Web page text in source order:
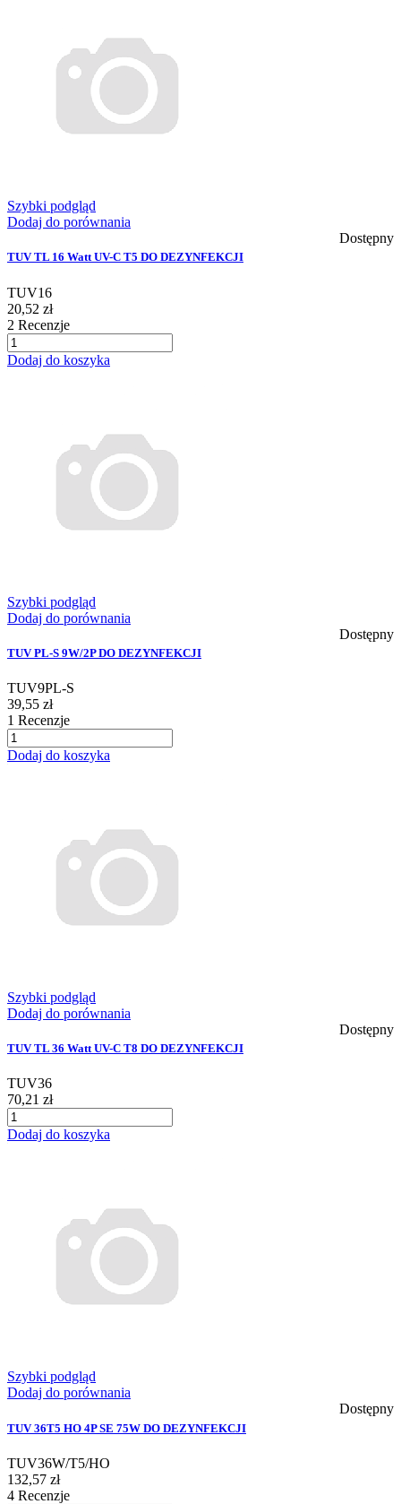
Szybki podgląd
Dodaj do porównania
Dostępny
TUV TL 16 Watt UV-C T5 DO DEZYNFEKCJI
TUV16
20,52 zł
2 Recenzje
Dodaj do koszyka
Szybki podgląd
Dodaj do porównania
Dostępny
TUV PL-S 9W/2P DO DEZYNFEKCJI
TUV9PL-S
39,55 zł
1 Recenzje
Dodaj do koszyka
Szybki podgląd
Dodaj do porównania
Dostępny
TUV TL 36 Watt UV-C T8 DO DEZYNFEKCJI
TUV36
70,21 zł
Dodaj do koszyka
Szybki podgląd
Dodaj do porównania
Dostępny
TUV 36T5 HO 4P SE 75W DO DEZYNFEKCJI
TUV36W/T5/HO
132,57 zł
4 Recenzje